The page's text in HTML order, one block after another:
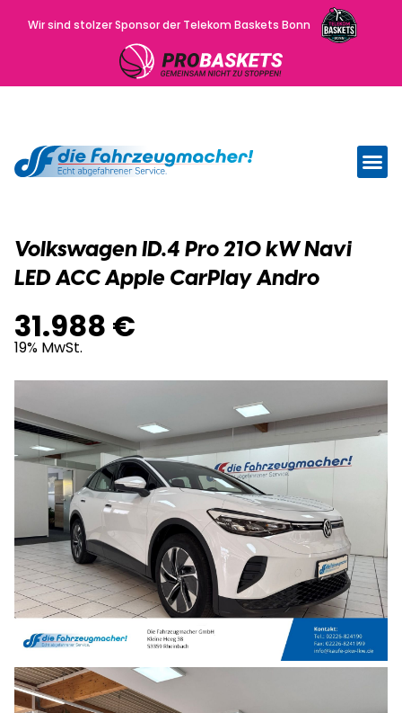
Wir sind stolzer Sponsor der Telekom Baskets Bonn
Volkswagen ID.4 Pro 210 kW Navi
LED ACC Apple CarPlay Andro
31.988 €
19% MwSt.